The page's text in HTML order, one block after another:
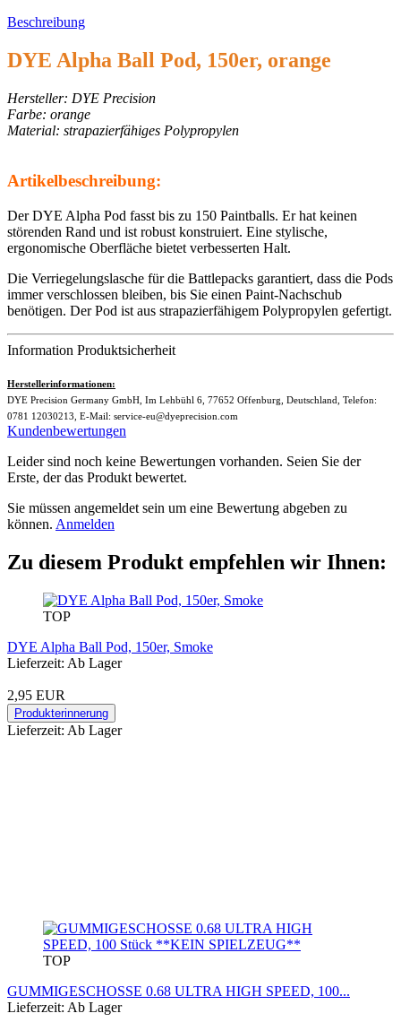
Beschreibung
DYE Alpha Ball Pod, 150er, orange
Hersteller: DYE Precision
Farbe: orange
Material: strapazierfähiges Polypropylen
Artikelbeschreibung:
Der DYE Alpha Pod fasst bis zu 150 Paintballs. Er hat keinen
störenden Rand und ist robust konstruiert. Eine stylische,
ergonomische Oberfläche bietet verbesserten Halt.
Die Verriegelungslasche für die Battlepacks garantiert, dass die Pods
immer verschlossen bleiben, bis Sie einen Paint-Nachschub
benötigen. Der Pod ist aus strapazierfähigem Polypropylen gefertigt.
Information Produktsicherheit
Herstellerinformationen:
DYE Precision Germany GmbH, Im Lehbühl 6, 77652 Offenburg, Deutschland, Telefon:
0781 12030213, E-Mail: service-eu@dyeprecision.com
Kundenbewertungen
Leider sind noch keine Bewertungen vorhanden. Seien Sie der
Erste, der das Produkt bewertet.
Sie müssen angemeldet sein um eine Bewertung abgeben zu
können. Anmelden
Zu diesem Produkt empfehlen wir Ihnen:
TOP
DYE Alpha Ball Pod, 150er, Smoke
Lieferzeit: Ab Lager
2,95 EUR
Produkterinnerung
Lieferzeit: Ab Lager
TOP
GUMMIGESCHOSSE 0.68 ULTRA HIGH SPEED, 100...
Lieferzeit: Ab Lager